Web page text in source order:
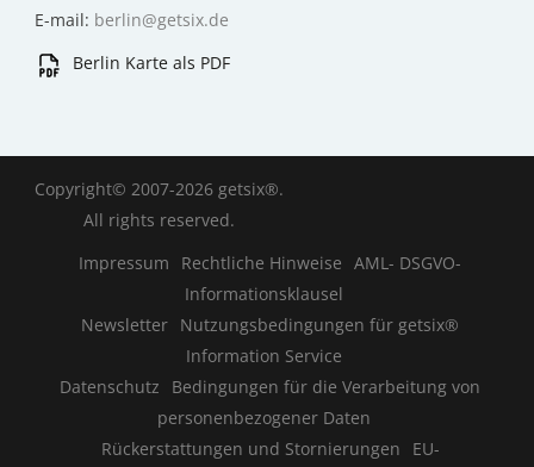
E-mail: berlin@getsix.de
Berlin Karte als PDF
Copyright© 2007-2026 getsix®.
All rights reserved.
Impressum
Rechtliche Hinweise AML- DSGVO-
Informationsklausel
Newsletter Nutzungsbedingungen für getsix®
Information Service
Datenschutz
Bedingungen für die Verarbeitung von
personenbezogener Daten
Rückerstattungen und Stornierungen
EU-